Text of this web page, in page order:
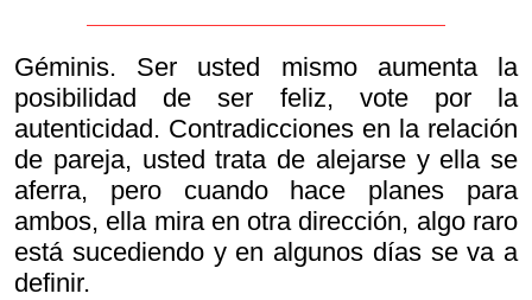
Géminis. Ser usted mismo aumenta la
posibilidad de ser feliz, vote por la
autenticidad. Contradicciones en la relación
de pareja, usted trata de alejarse y ella se
aferra, pero cuando hace planes para
ambos, ella mira en otra dirección, algo raro
está sucediendo y en algunos días se va a
definir.